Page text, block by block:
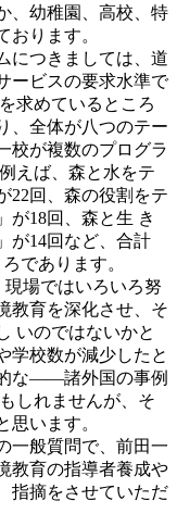
、幼稚園、高校、特
おります。
につきましては、道
ービスの要求水準で
求めているところ
、全体が八つのテー
校が複数のプログラ
えば、森と水をテ
22回、森の役割をテ
が18回、森と生 き
が14回など、合計
であります。
場ではいろいろ努
教育を深化させ、そ
いのではないかと
学校数が減少したと
な――諸外国の事例
しれませんが、そ
思います。
一般質問で、前田一
教育の指導者養成や
指摘をさせていただ